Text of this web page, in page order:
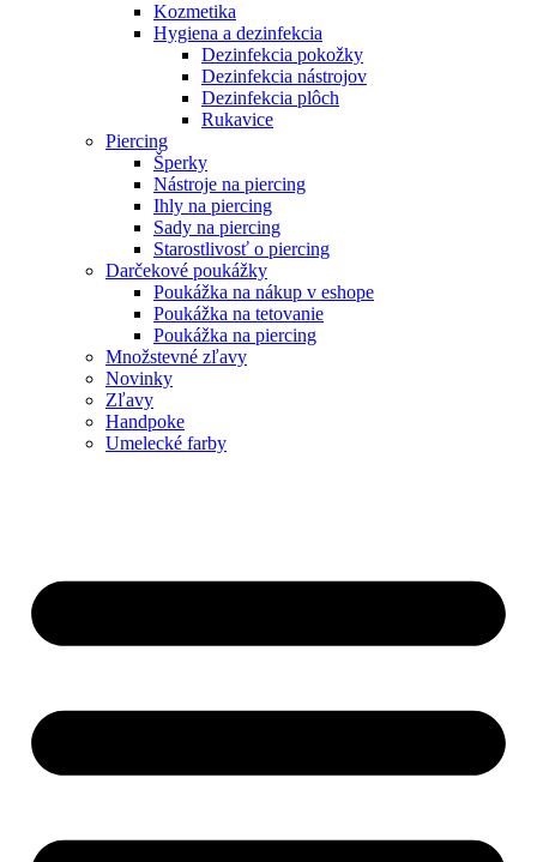
Kozmetika
Hygiena a dezinfekcia
Dezinfekcia pokožky
Dezinfekcia nástrojov
Dezinfekcia plôch
Rukavice
Piercing
Šperky
Nástroje na piercing
Ihly na piercing
Sady na piercing
Starostlivosť o piercing
Darčekové poukážky
Poukážka na nákup v eshope
Poukážka na tetovanie
Poukážka na piercing
Množstevné zľavy
Novinky
Zľavy
Handpoke
Umelecké farby